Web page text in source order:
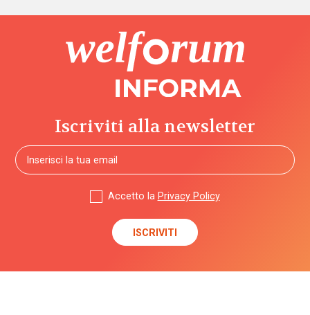
Iscriviti alla newsletter
Accetto la Privacy Policy